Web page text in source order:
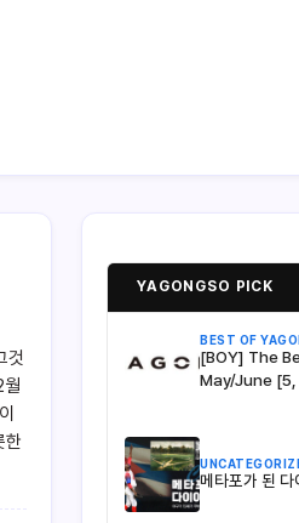
것
월
한
YAGONGSO PICK
BEST OF
[BOY] The
May/June [5,
메타포가 된 다